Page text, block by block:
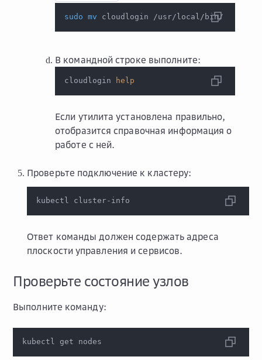
sudo mv cloudlogin /usr/local/bin/
В командной строке выполните:
cloudlogin help
Если утилита установлена правильно,
отобразится справочная информация о
работе с ней.
Проверьте подключение к кластеру:
kubectl cluster-info
Ответ команды должен содержать адреса
плоскости управления и сервисов.
Проверьте состояние узлов
Выполните команду:
kubectl get nodes